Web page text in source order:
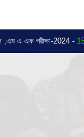
2024 -15.Nov.2024